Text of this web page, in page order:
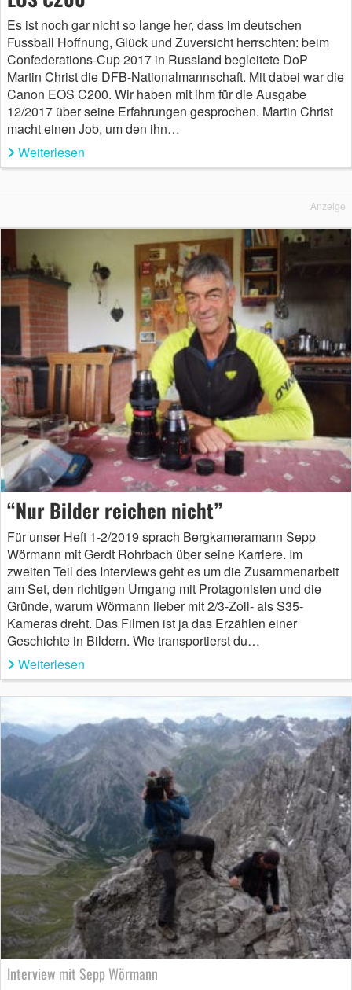
Es ist noch gar nicht so lange her, dass im deutschen
Fussball Hoffnung, Glück und Zuversicht herrschten: beim
Confederations-Cup 2017 in Russland begleitete DoP
Martin Christ die DFB-Nationalmannschaft. Mit dabei war die
Canon EOS C200. Wir haben mit ihm für die Ausgabe
12/2017 über seine Erfahrungen gesprochen. Martin Christ
macht einen Job, um den ihn…
Weiterlesen
Anzeige
“Nur Bilder reichen nicht”
Für unser Heft 1-2/2019 sprach Bergkameramann Sepp
Wörmann mit Gerdt Rohrbach über seine Karriere. Im
zweiten Teil des Interviews geht es um die Zusammenarbeit
am Set, den richtigen Umgang mit Protagonisten und die
Gründe, warum Wörmann lieber mit 2/3-Zoll- als S35-
Kameras dreht. Das Filmen ist ja das Erzählen einer
Geschichte in Bildern. Wie transportierst du…
Weiterlesen
Interview mit Sepp Wörmann